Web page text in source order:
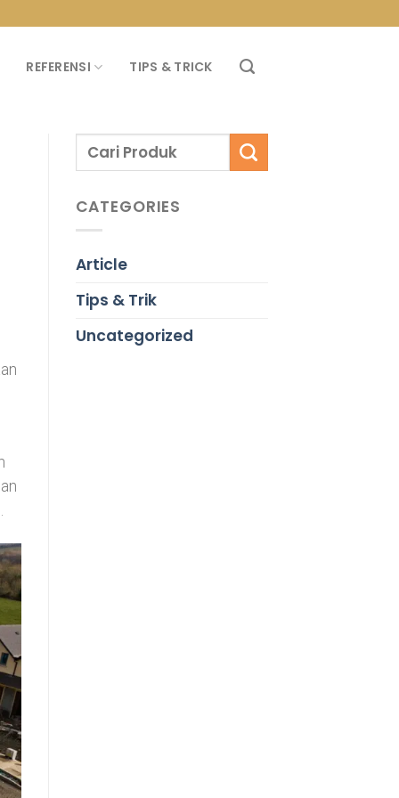
REFERENSI TIPS & TRICK
CATEGORIES
Article
Tips & Trik
Uncategorized